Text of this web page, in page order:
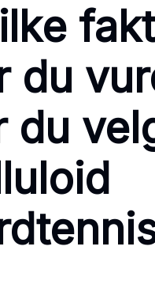
du
du